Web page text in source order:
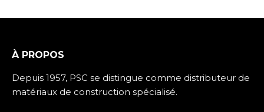
À PROPOS
Depuis 1957, PSC se distingue comme distributeur de
matériaux de construction spécialisé.